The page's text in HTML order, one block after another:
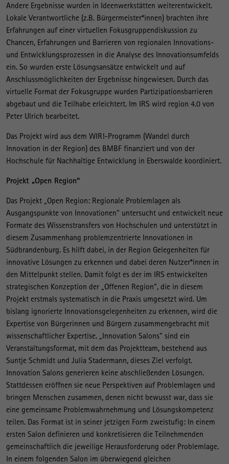
Andere Ergebnisse wurden in Ideenwerkstätten weiterentwickelt.
Lokale Verantwortliche (z.B. Bürgermeister*innen) brachten ihre
Erfahrungen auf einer virtuellen Fokusgruppendiskussion zu
Chancen, Erfahrungen und Barrieren von regionalen Innovations-
und Entwicklungsprozessen in die Analyse des Innovationsumfelds
ein. So wurden erste Lösungsansätze entwickelt und auf
Anschlussmöglichkeiten der Ergebnisse hingewiesen. Durch das
virtuelle Format der Fokusgruppe wurden Partizipationsbarrieren
abgebaut und die Teilhabe erleichtert. Im IRS wird region 4.0 von
Peter Ulrich bearbeitet.
Das Projekt wird aus dem WIR!-Programm (Wandel durch
Innovation in der Region) des BMBF finanziert und von der
Hochschule für Nachhaltige Entwicklung in Eberswalde koordiniert.
Projekt „Open Region“
Das Projekt „Open Region: Regionale Problemlagen als
Ausgangspunkte von Innovationen“ untersucht und entwickelt neue
Formate des Wissenstransfers von Hochschulen und unterstützt in
diesem Zusammenhang problemzentrierte Innovationen in
Südbrandenburg. Es hilft dabei, in der Region Gelegenheiten für
innovative Lösungen zu erkennen und dabei deren Nutzer*innen in
den Mittelpunkt stellen. Damit folgt es der im IRS entwickelten
strategischen Konzeption der „Offenen Region“, die in diesem
Projekt erstmals systematisch in die Praxis umgesetzt wird. Um
bislang ignorierte Innovationsgelegenheiten zu erkennen, wird die
Expertise von Bürgerinnen und Bürgern zusammengebracht mit
wissenschaftlicher Expertise. „Innovation Salons“ sind ein
Veranstaltungsformat, mit dem das Projektteam, bestehend aus
Suntje Schmidt und Julia Stadermann, dieses Ziel verfolgt.
Innovation Salons generieren keine abschließenden Lösungen.
Stattdessen eröffnen sie neue Perspektiven auf Problemlagen und
bringen Menschen zusammen, denen nicht bewusst war, dass sie
eine gemeinsame Problemwahrnehmung und Lösungskompetenz
teilen. Das Format ist in seiner jetzigen Form zweistufig: In einem
ersten Salon definieren und konkretisieren die Teilnehmenden
gemeinschaftlich die jeweilige Herausforderung oder Problemlage.
In einem folgenden Salon im überwiegend gleichen